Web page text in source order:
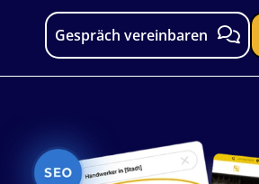
Gespräch vereinbaren